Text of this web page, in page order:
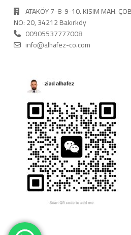
ATAKÖY 7-8-9-10. KISIM MAH.
NO: 20, 34212 Bakırköy
00905537777008
info@alhafez-co.com